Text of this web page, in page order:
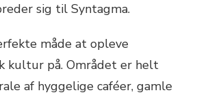
sig til Syntagma.
måde at opleve
kultur på. Området er helt
af hyggelige caféer, gamle